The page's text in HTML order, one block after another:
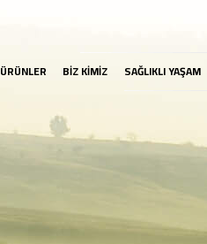
ÜRÜNLER BİZ KİMİZ SAĞLIKLI YAŞAM